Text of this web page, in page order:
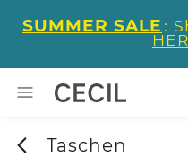
SUMMER SALE :
Taschen